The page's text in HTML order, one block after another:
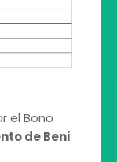
el Bono
de Beni